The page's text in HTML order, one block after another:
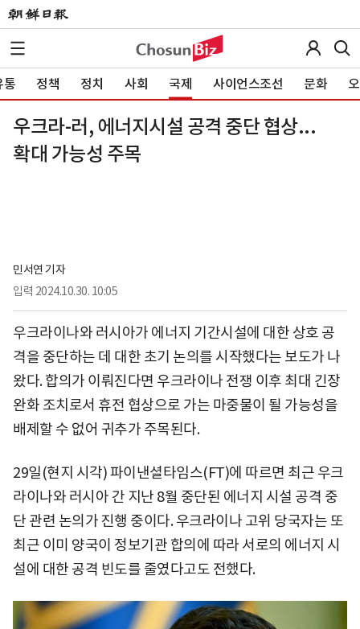
통 정책 정치 사회 국제 사이언스조선 문화
우크라-러, 에너지시설 공격 중단 협상...
확대 가능성 주목
민서연 기자
입력 2024.10.30. 10:05
우크라이나와 러시아가 에너지 기간시설에 대한 상호 공
격을 중단하는 데 대한 초기 논의를 시작했다는 보도가 나
왔다. 합의가 이뤄진다면 우크라이나 전쟁 이후 최대 긴장
완화 조치로서 휴전 협상으로 가는 마중물이 될 가능성을
배제할 수 없어 귀추가 주목된다.
29일(현지 시각) 파이낸셜타임스(FT)에 따르면 최근 우크
라이나와 러시아 간 지난 8월 중단된 에너지 시설 공격 중
단 관련 논의가 진행 중이다. 우크라이나 고위 당국자는 또
최근 이미 양국이 정보기관 합의에 따라 서로의 에너지 시
설에 대한 공격 빈도를 줄였다고도 전했다.